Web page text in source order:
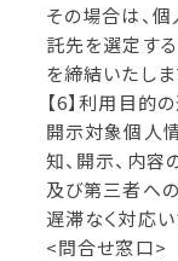
その場合は、
託先を選定す
を締結いたしま
【6】利用目的
開示対象個人
知、開示、内容
及び第三者へ
遅滞なく対応い
<問合せ窓口>